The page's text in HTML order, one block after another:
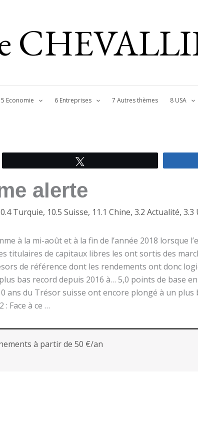
5 Economie 6 Entreprises 7 Autres thèmes 8 USA
alerte
Turquie, 10.5 Suisse, 11.1 Chine, 3.2 Actualité, 3.3
à la mi-août et à la fin de l’année 2018 lorsque
titulaires de capitaux libres les ont sortis des
de référence dont les rendements ont donc
bas record depuis 2016 à… 5,0 points de base
ans du Trésor suisse ont encore plongé à un plus
Face à ce …
à partir de 50 €/an